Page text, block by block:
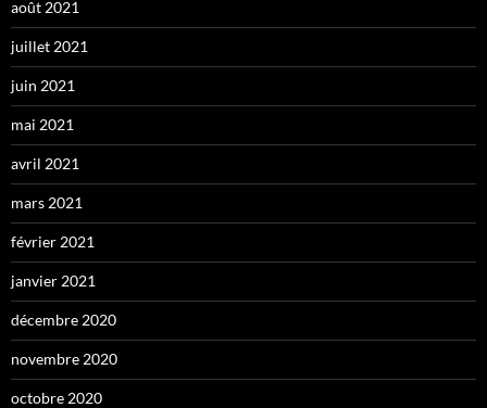
août 2021
juillet 2021
juin 2021
mai 2021
avril 2021
mars 2021
février 2021
janvier 2021
décembre 2020
novembre 2020
octobre 2020